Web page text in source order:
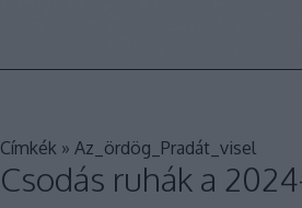
Címkék » Az_ördög_Pradát_visel
Csodás ruhák a